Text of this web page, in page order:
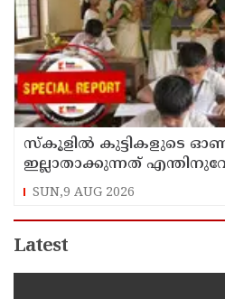
സ്‌കൂളില്‍ കുട്ടികളുടെ
ഇല്ലാതാക്കുന്നത്
ഷെഡ്യൂള്‍ മാറ്റിയത്
SUN,9 AUG 2026
Latest